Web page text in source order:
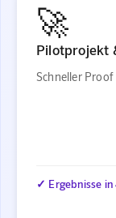
🚀
Pilotprojekt
Schneller
✓ Ergebnisse in